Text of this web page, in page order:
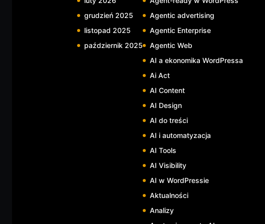
grudzień 2025
listopad 2025
październik 2025
Agentic advertising
Agentic Enterprise
Agentic Web
AI a ekonomika WordPressa
Ai Act
AI Content
AI Design
AI do treści
AI i automatyzacja
AI Tools
AI Visibility
AI w WordPressie
Aktualności
Analizy